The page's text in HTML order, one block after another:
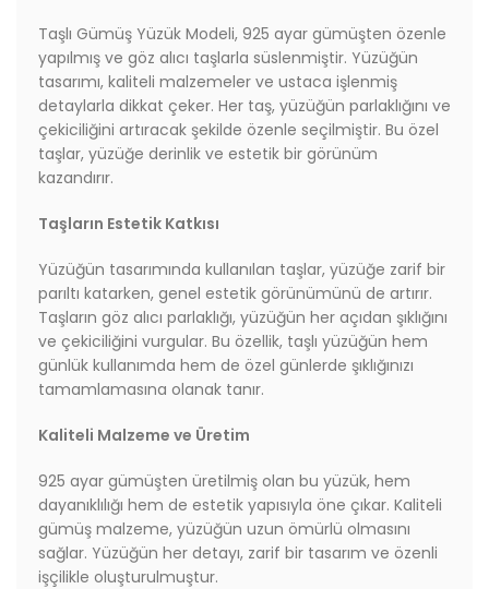
Taşlı Gümüş Yüzük Modeli, 925 ayar gümüşten özenle
yapılmış ve göz alıcı taşlarla süslenmiştir. Yüzüğün
tasarımı, kaliteli malzemeler ve ustaca işlenmiş
detaylarla dikkat çeker. Her taş, yüzüğün parlaklığını ve
çekiciliğini artıracak şekilde özenle seçilmiştir. Bu özel
taşlar, yüzüğe derinlik ve estetik bir görünüm
kazandırır.
Taşların Estetik Katkısı
Yüzüğün tasarımında kullanılan taşlar, yüzüğe zarif bir
parıltı katarken, genel estetik görünümünü de artırır.
Taşların göz alıcı parlaklığı, yüzüğün her açıdan şıklığını
ve çekiciliğini vurgular. Bu özellik, taşlı yüzüğün hem
günlük kullanımda hem de özel günlerde şıklığınızı
tamamlamasına olanak tanır.
Kaliteli Malzeme ve Üretim
925 ayar gümüşten üretilmiş olan bu yüzük, hem
dayanıklılığı hem de estetik yapısıyla öne çıkar. Kaliteli
gümüş malzeme, yüzüğün uzun ömürlü olmasını
sağlar. Yüzüğün her detayı, zarif bir tasarım ve özenli
işçilikle oluşturulmuştur.